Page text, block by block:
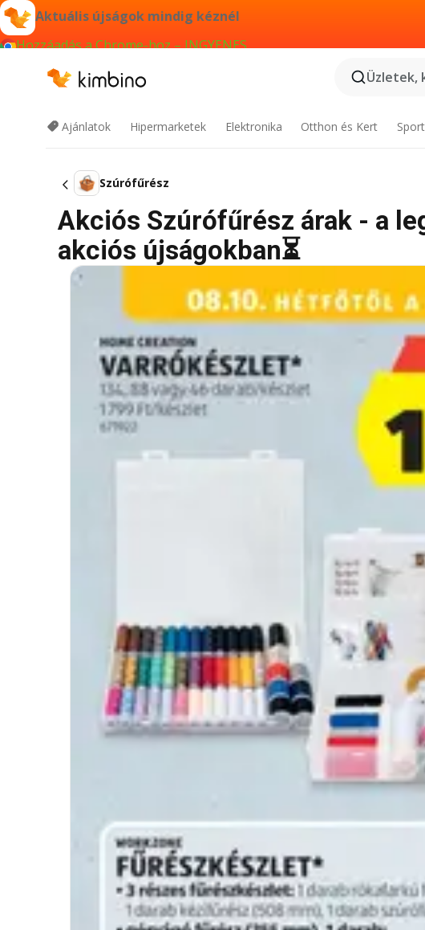
Aktuális újságok mindig kéznél
Hozzáadás a Chrome-hoz – INGYENES
Üzletek,
Ajánlatok Hipermarketek Elektronika Otthon és Kert
Szúrófűrész
Akciós Szúrófűrész árak - a
akciós újságokban⏳